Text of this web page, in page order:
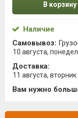
В корзину
Наличие
Самовывоз:
10 августа,
Доставка:
11 августа, вторник
Вам нужно